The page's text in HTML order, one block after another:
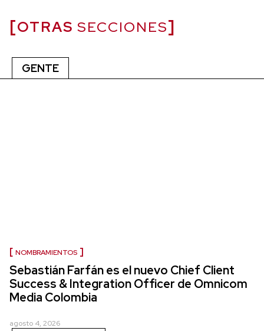
OTRAS SECCIONES
GENTE
NOMBRAMIENTOS
Sebastián Farfán es el nuevo Chief Client
Success & Integration Officer de Omnicom
Media Colombia
agosto 4, 2026